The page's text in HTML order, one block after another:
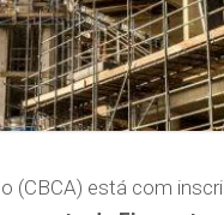
(CBCA) está com